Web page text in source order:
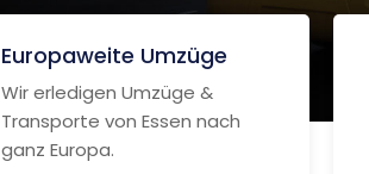
Europaweite Umzüge
Wir erledigen Umzüge &
Transporte von Essen nach
ganz Europa.